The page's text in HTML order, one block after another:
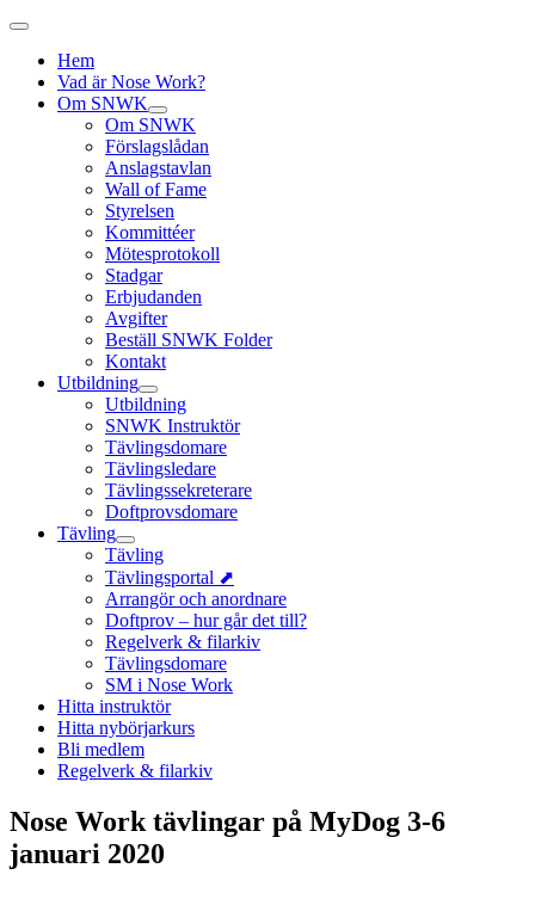
Hem
Vad är Nose Work?
Om SNWK
Om SNWK
Förslagslådan
Anslagstavlan
Wall of Fame
Styrelsen
Kommittéer
Mötesprotokoll
Stadgar
Erbjudanden
Avgifter
Beställ SNWK Folder
Kontakt
Utbildning
Utbildning
SNWK Instruktör
Tävlingsdomare
Tävlingsledare
Tävlingssekreterare
Doftprovsdomare
Tävling
Tävling
Tävlingsportal ⬈
Arrangör och anordnare
Doftprov – hur går det till?
Regelverk & filarkiv
Tävlingsdomare
SM i Nose Work
Hitta instruktör
Hitta nybörjarkurs
Bli medlem
Regelverk & filarkiv
Nose Work tävlingar på MyDog 3-6
januari 2020